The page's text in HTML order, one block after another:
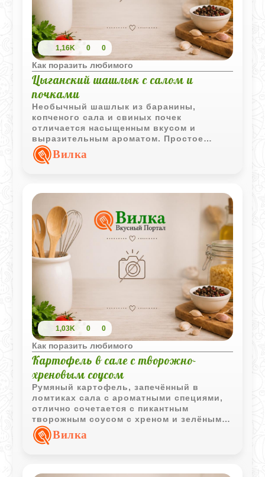
1,16K 0 0
Как поразить любимого
Цыганский шашлык с салом и
почками
Необычный шашлык из баранины,
копченого сала и свиных почек
отличается насыщенным вкусом и
выразительным ароматом. Простое
сочетание специй позволяет сохранить
характер каждого ингредиента.
Вилка
1,03K 0 0
Как поразить любимого
Картофель в сале с творожно-
хреновым соусом
Румяный картофель, запечённый в
ломтиках сала с ароматными специями,
отлично сочетается с пикантным
творожным соусом с хреном и зелёным
луком. Простое блюдо с выразительным
вкусом и аппетитной подачей.
Вилка